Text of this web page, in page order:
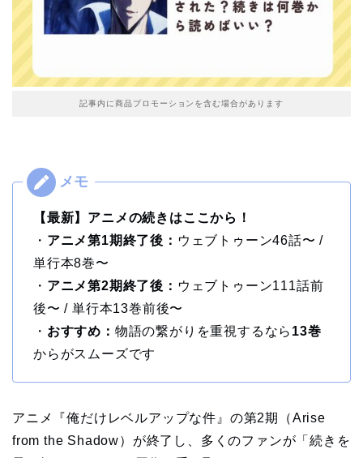
記事内に商品プロモーションを含む場合があります
【最新】アニメの続きはここから！
・ アニメ第1期終了後： ウェブトゥーン46話〜 /
単行本8巻〜
・ アニメ第2期終了後： ウェブトゥーン111話前
後〜 / 単行本13巻前後〜
・ おすすめ： 物語の繋がりを重視するなら 13巻
からがスムーズです
アニメ『俺だけレベルアップな件』の第2期（Arise
from the Shadow）が終了し、多くのファンが「続きを